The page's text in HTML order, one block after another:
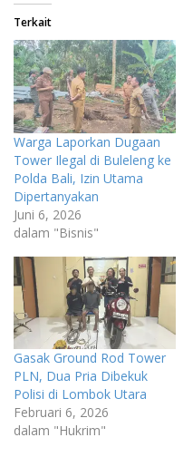
Terkait
Warga Laporkan Dugaan
Tower Ilegal di Buleleng ke
Polda Bali, Izin Utama
Dipertanyakan
Juni 6, 2026
dalam "Bisnis"
Gasak Ground Rod Tower
PLN, Dua Pria Dibekuk
Polisi di Lombok Utara
Februari 6, 2026
dalam "Hukrim"